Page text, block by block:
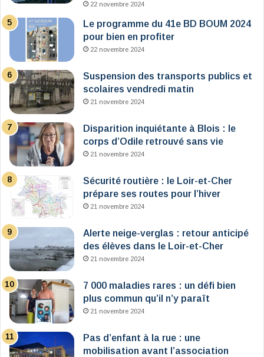
22 novembre 2024
Le programme du 41e BD BOUM 2024
pour bien en profiter
22 novembre 2024
Suspension des transports publics et
scolaires vendredi matin
21 novembre 2024
Disparition inquiétante à Blois : le
corps d’Odile retrouvé sans vie
21 novembre 2024
Sécurité routière : le Loir-et-Cher
prépare ses routes pour l’hiver
21 novembre 2024
Alerte neige-verglas : retour anticipé
des élèves dans le Loir-et-Cher
21 novembre 2024
7 000 maladies rares : un défi bien
plus commun qu’il n’y paraît
21 novembre 2024
Pas d’enfant à la rue : une
mobilisation avant l’association